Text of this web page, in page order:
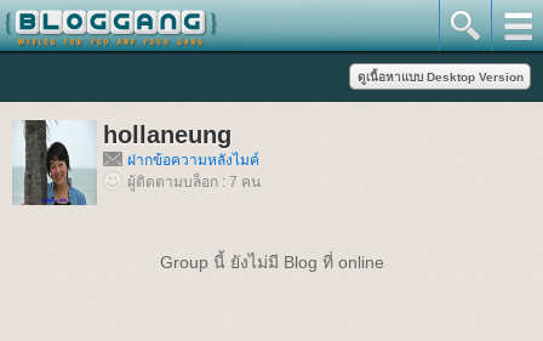
hollaneung
ฝากข้อความหลังไมค์
ผู้ติดตามบล็อก : 7 คน
Group นี้ ยังไม่มี Blog ที่ online